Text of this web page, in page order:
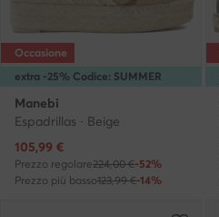
extra -25% Codice: SUMMER
Occasione
Manebi
Espadrillas · Beige
Prezzo attuale
105,99 €
Prezzo regolare224,00 €-52%
Prezzo più basso123,99 €-14%